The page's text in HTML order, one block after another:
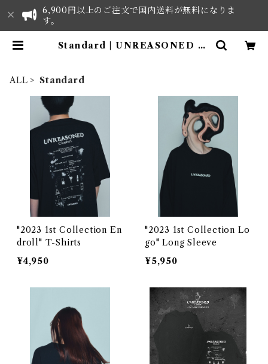
6,900円以上のご注文で国内送料が無料になりま
す。
Standard | UNREASONED Cl
ALL Standard
"2023 1st Collection En
droll" T-Shirts
¥4,950
"2023 1st Collection Lo
go" Long Sleeve
¥5,950